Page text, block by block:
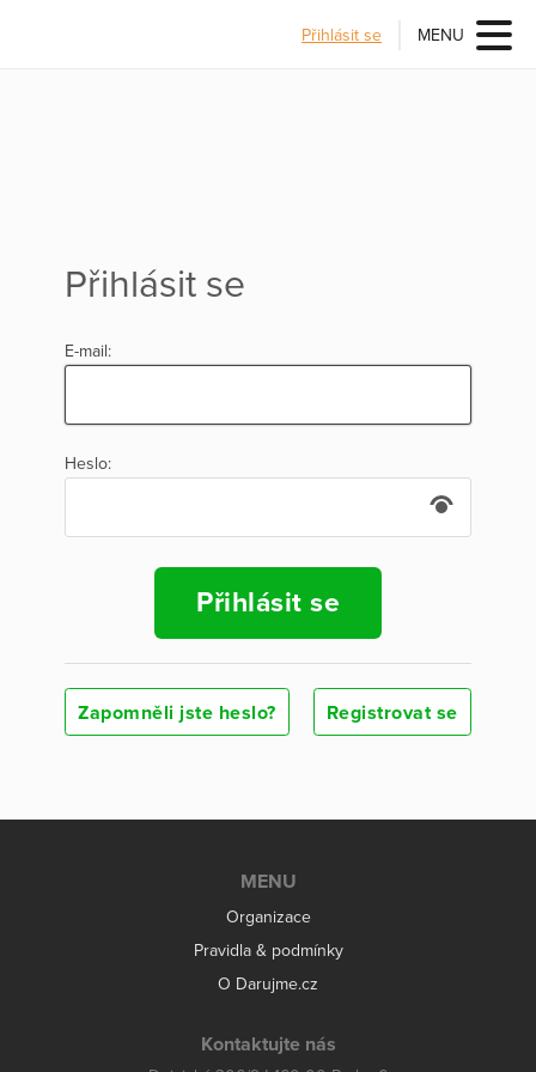
Přihlásit se MENU
Přihlásit se
E-mail:
Heslo:
Přihlásit se
Zapomněli jste heslo? Registrovat se
MENU
Organizace
Pravidla & podmínky
O Darujme.cz
Kontaktujte nás